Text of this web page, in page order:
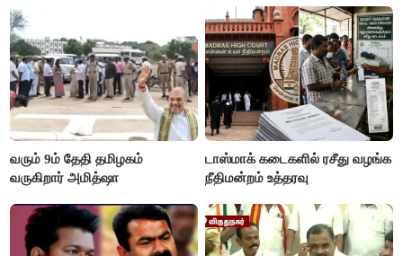
வரும் 9ம் தேதி தமிழகம்
வருகிறார் அமித்ஷா
டாஸ்மாக் கடைகளில் ரசீது வழங்க
நீதிமன்றம் உத்தரவு